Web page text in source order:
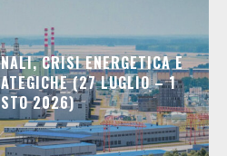
CRISI ENERGETICA E
(27 LUGLIO – 1
2026)